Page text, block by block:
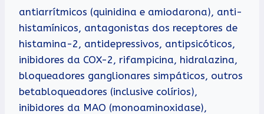
antiarrítmicos (quinidina e amiodarona), anti-
histamínicos, antagonistas dos receptores de
histamina-2, antidepressivos, antipsicóticos,
inibidores da COX-2, rifampicina, hidralazina,
bloqueadores ganglionares simpáticos, outros
betabloqueadores (inclusive colírios),
inibidores da MAO (monoaminoxidase),